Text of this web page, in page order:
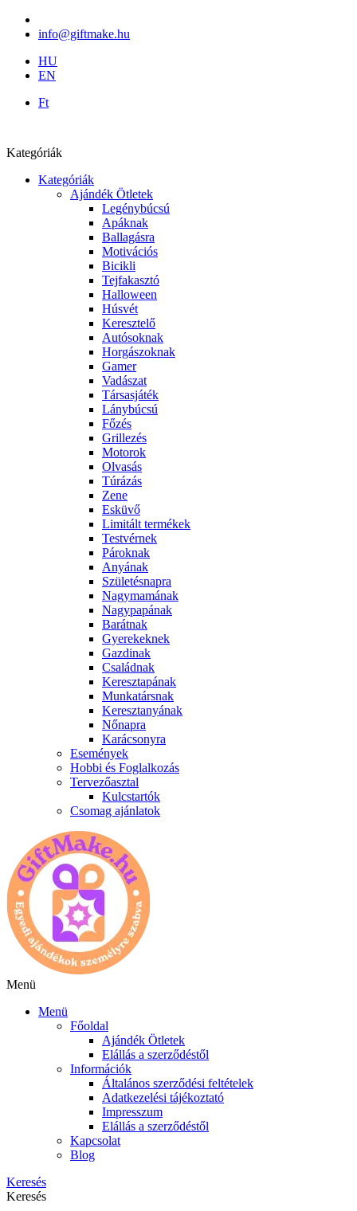
info@giftmake.hu
HU
EN
Ft
Kategóriák
Kategóriák
Ajándék Ötletek
Legénybúcsú
Apáknak
Ballagásra
Motivációs
Bicikli
Tejfakasztó
Halloween
Húsvét
Keresztelő
Autósoknak
Horgászoknak
Gamer
Vadászat
Társasjáték
Lánybúcsú
Főzés
Grillezés
Motorok
Olvasás
Túrázás
Zene
Esküvő
Limitált termékek
Testvérnek
Pároknak
Anyának
Születésnapra
Nagymamának
Nagypapának
Barátnak
Gyerekeknek
Gazdinak
Családnak
Keresztapának
Munkatársnak
Keresztanyának
Nőnapra
Karácsonyra
Események
Hobbi és Foglalkozás
Tervezőasztal
Kulcstartók
Csomag ajánlatok
Menü
Menü
Főoldal
Ajándék Ötletek
Elállás a szerződéstől
Információk
Általános szerződési feltételek
Adatkezelési tájékoztató
Impresszum
Elállás a szerződéstől
Kapcsolat
Blog
Keresés
Keresés